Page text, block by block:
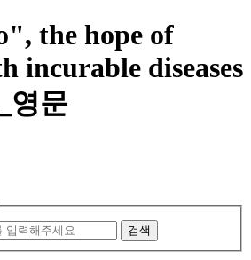
the hope of
incurable diseases
영문
검색